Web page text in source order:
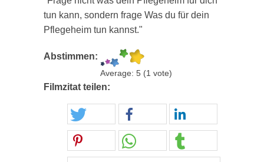
tun kann, sondern frage Was du für dein
Pflegeheim tun kannst."
Abstimmen:
Average: 5 (1 vote)
Filmzitat teilen: